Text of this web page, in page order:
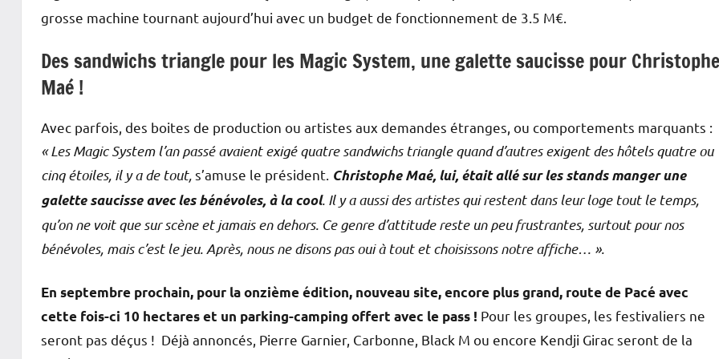
grosse machine tournant aujourd’hui avec un budget de fonctionnement de 3.5 M€.
Des sandwichs triangle pour les Magic System, une galette saucisse pour Christophe
Maé !
Avec parfois, des boites de production ou artistes aux demandes étranges, ou comportements marquants :
« Les Magic System l’an passé avaient exigé quatre sandwichs triangle quand d’autres exigent des hôtels quatre ou
cinq étoiles, il y a de tout,s’amuse le président. Christophe Maé, lui, était allé sur les stands manger une
galette saucisse avec les bénévoles, à la cool. Il y a aussi des artistes qui restent dans leur loge tout le temps,
qu’on ne voit que sur scène et jamais en dehors. Ce genre d’attitude reste un peu frustrantes, surtout pour nos
bénévoles, mais c’est le jeu. Après, nous ne disons pas oui à tout et choisissons notre affiche… ».
En septembre prochain, pour la onzième édition, nouveau site, encore plus grand, route de Pacé avec
cette fois-ci 10 hectares et un parking-camping offert avec le pass ! Pour les groupes, les festivaliers ne
seront pas déçus ! Déjà annoncés, Pierre Garnier, Carbonne, Black M ou encore Kendji Girac seront de la